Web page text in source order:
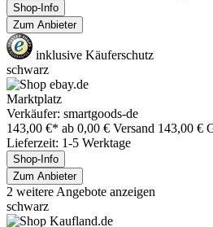
Shop-Info
Zum Anbieter
inklusive Käuferschutz
schwarz
Marktplatz
Verkäufer: smartgoods-de
143,00 €* ab 0,00 € Versand 143,00 €
Lieferzeit: 1-5 Werktage
Shop-Info
Zum Anbieter
2 weitere Angebote anzeigen
schwarz